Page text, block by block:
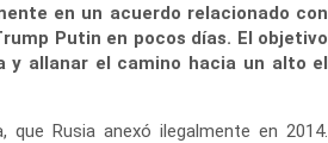
en un acuerdo relacionado con
Putin en pocos días. El objetivo
y allanar el camino hacia un alto el
Rusia anexó ilegalmente en 2014.